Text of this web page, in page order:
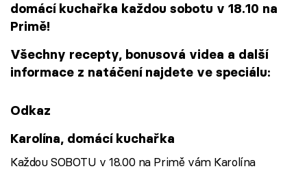
domácí kuchařka každou sobotu v 18.10 na
Primě!
Všechny recepty, bonusová videa a další
informace z natáčení najdete ve speciálu:
Odkaz
Karolína, domácí kuchařka
Každou SOBOTU v 18.00 na Primě vám Karolína